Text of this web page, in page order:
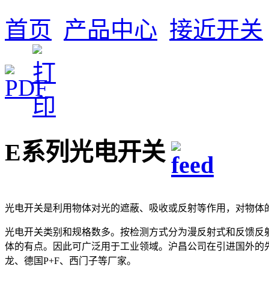
首页 产品中心 接近开关
E系列光电开关
光电开关是利用物体对光的遮蔽、吸收或反射等作用，对物
光电开关类别和规格数多。按检测方式分为漫反射式和反馈
体的有点。因此可广泛用于工业领域。沪昌公司在引进国外
龙、德国P+F、西门子等厂家。